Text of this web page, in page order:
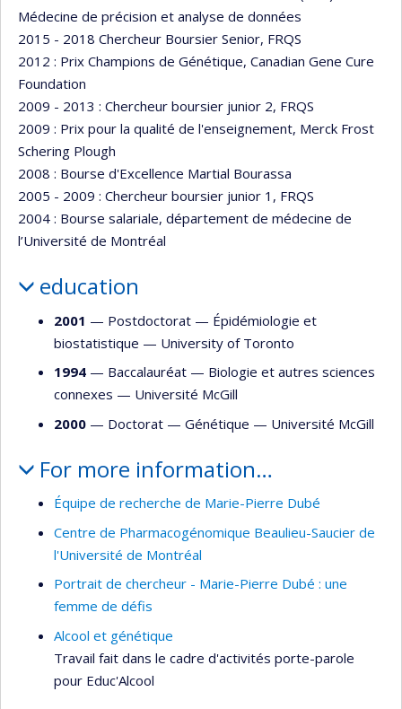
Médecine de précision et analyse de données
2015 - 2018 Chercheur Boursier Senior, FRQS
2012 : Prix Champions de Génétique, Canadian Gene Cure
Foundation
2009 - 2013 : Chercheur boursier junior 2, FRQS
2009 : Prix pour la qualité de l'enseignement, Merck Frost
Schering Plough
2008 : Bourse d'Excellence Martial Bourassa
2005 - 2009 : Chercheur boursier junior 1, FRQS
2004 : Bourse salariale, département de médecine de
l’Université de Montréal
education
2001 — Postdoctorat — Épidémiologie et
biostatistique — University of Toronto
1994 — Baccalauréat — Biologie et autres sciences
connexes — Université McGill
2000 — Doctorat — Génétique — Université McGill
For more information…
Équipe de recherche de Marie-Pierre Dubé
Centre de Pharmacogénomique Beaulieu-Saucier de
l'Université de Montréal
Portrait de chercheur - Marie-Pierre Dubé : une
femme de défis
Alcool et génétique
Travail fait dans le cadre d'activités porte-parole
pour Educ'Alcool